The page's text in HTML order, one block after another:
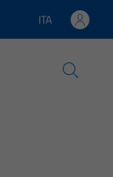
Lingua attiva:
ITA